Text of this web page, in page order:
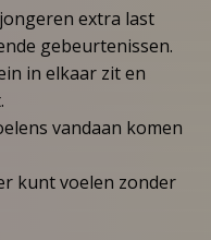
extra last
gebeurtenissen.
in elkaar zit en
vandaan komen
kunt voelen zonder